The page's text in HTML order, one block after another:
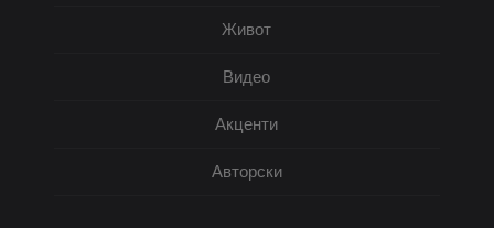
Живот
Видео
Акценти
Авторски